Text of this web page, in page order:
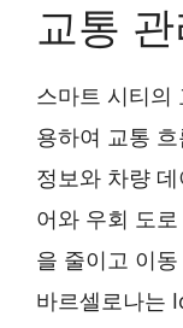
교통
스마트 시티의
용하여 교통
정보와 차량
어와 우회 도
을 줄이고 이
바르셀로나는